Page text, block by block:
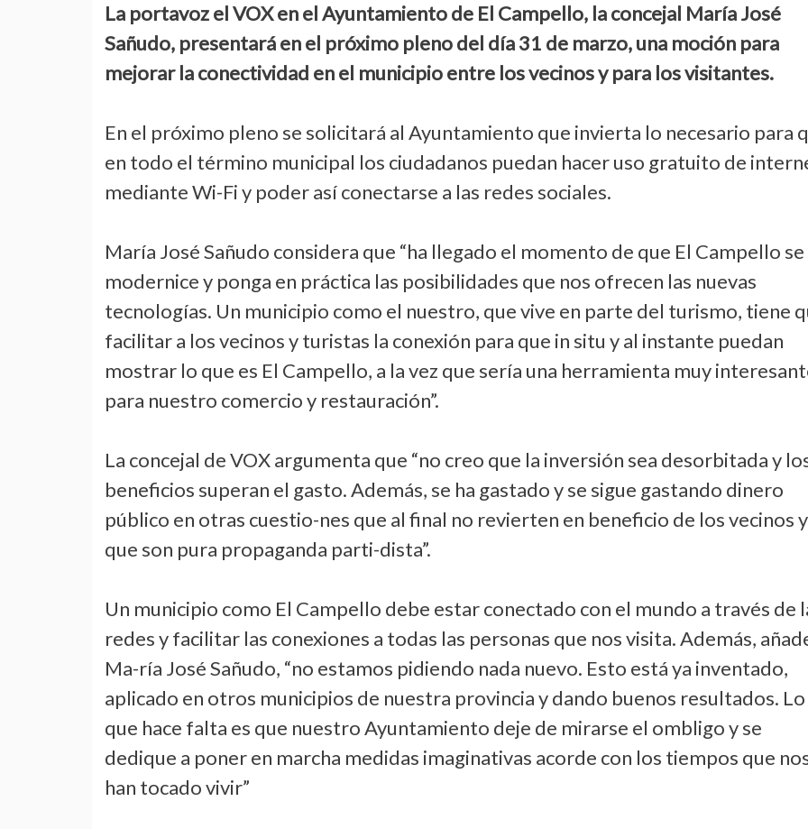
La portavoz el VOX en el Ayuntamiento de El Campello, la concejal María José
Sañudo, presentará en el próximo pleno del día 31 de marzo, una moción para
mejorar la conectividad en el municipio entre los vecinos y para los visitantes.
En el próximo pleno se solicitará al Ayuntamiento que invierta lo necesario para
en todo el término municipal los ciudadanos puedan hacer uso gratuito de
mediante Wi-Fi y poder así conectarse a las redes sociales.
María José Sañudo considera que “ha llegado el momento de que El Campello se
modernice y ponga en práctica las posibilidades que nos ofrecen las nuevas
tecnologías. Un municipio como el nuestro, que vive en parte del turismo, tiene
facilitar a los vecinos y turistas la conexión para que in situ y al instante puedan
mostrar lo que es El Campello, a la vez que sería una herramienta muy
para nuestro comercio y restauración”.
La concejal de VOX argumenta que “no creo que la inversión sea desorbitada y
beneficios superan el gasto. Además, se ha gastado y se sigue gastando dinero
público en otras cuestio-nes que al final no revierten en beneficio de los vecinos y
que son pura propaganda parti-dista”.
Un municipio como El Campello debe estar conectado con el mundo a través de
redes y facilitar las conexiones a todas las personas que nos visita. Además,
Ma-ría José Sañudo, “no estamos pidiendo nada nuevo. Esto está ya inventado,
aplicado en otros municipios de nuestra provincia y dando buenos resultados. Lo
que hace falta es que nuestro Ayuntamiento deje de mirarse el ombligo y se
dedique a poner en marcha medidas imaginativas acorde con los tiempos que
han tocado vivir”